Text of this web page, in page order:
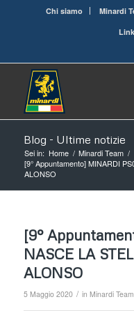
Chi siamo Minardi
Blog - Ultime notizie
Sei in: Home / Minardi Team /
[9° Appuntamento] MINARDI
ALONSO
[9°
NASCE LA
ALONSO
5 Maggio 2020 / in Minardi Team